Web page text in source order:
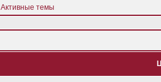
Активные темы